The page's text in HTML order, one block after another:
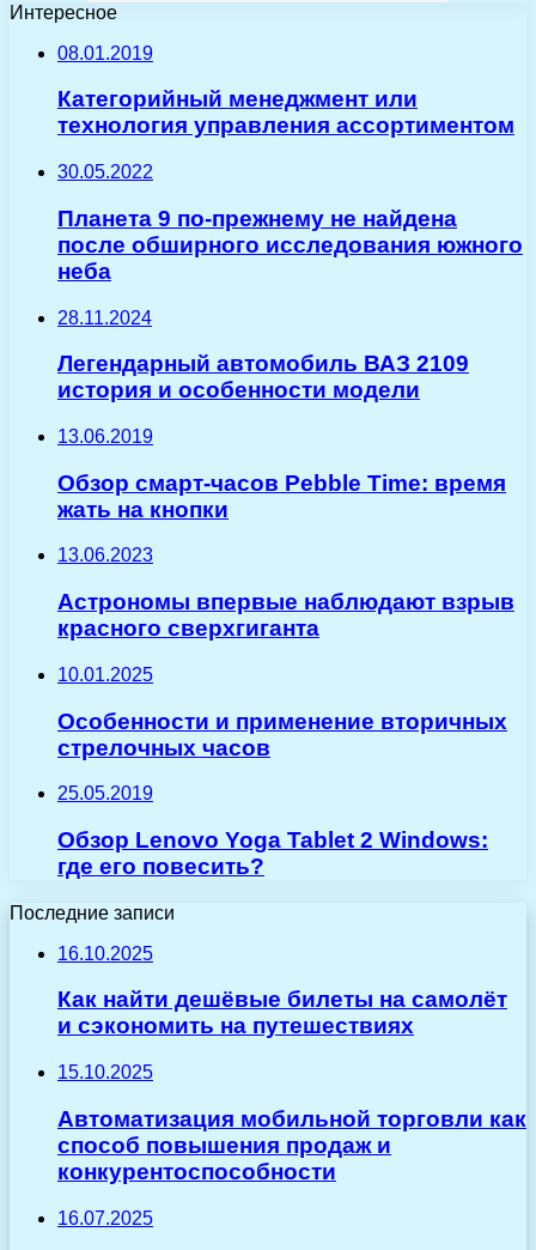
Интересное
08.01.2019
Категорийный менеджмент или
технология управления ассортиментом
30.05.2022
Планета 9 по-прежнему не найдена
после обширного исследования южного
неба
28.11.2024
Легендарный автомобиль ВАЗ 2109
история и особенности модели
13.06.2019
Обзор смарт-часов Pebble Time: время
жать на кнопки
13.06.2023
Астрономы впервые наблюдают взрыв
красного сверхгиганта
10.01.2025
Особенности и применение вторичных
стрелочных часов
25.05.2019
Обзор Lenovo Yoga Tablet 2 Windows:
где его повесить?
Последние записи
16.10.2025
Как найти дешёвые билеты на самолёт
и сэкономить на путешествиях
15.10.2025
Автоматизация мобильной торговли как
способ повышения продаж и
конкурентоспособности
16.07.2025